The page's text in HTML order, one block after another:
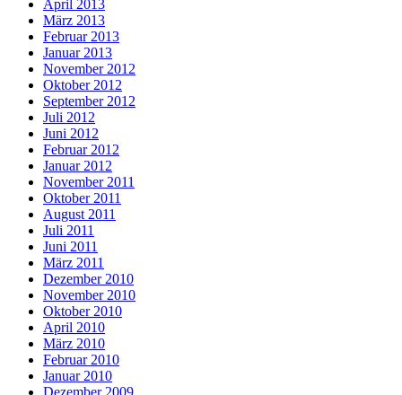
April 2013
März 2013
Februar 2013
Januar 2013
November 2012
Oktober 2012
September 2012
Juli 2012
Juni 2012
Februar 2012
Januar 2012
November 2011
Oktober 2011
August 2011
Juli 2011
Juni 2011
März 2011
Dezember 2010
November 2010
Oktober 2010
April 2010
März 2010
Februar 2010
Januar 2010
Dezember 2009